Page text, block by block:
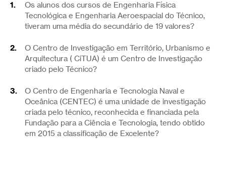
Os alunos dos cursos de Engenharia Física
Tecnológica e Engenharia Aeroespacial do Técnico,
tiveram uma média do secundário de 19 valores?
O Centro de Investigação em Território, Urbanismo e
Arquitectura ( CiTUA) é um Centro de Investigação
criado pelo Técnico?
O Centro de Engenharia e Tecnologia Naval e
Oceânica (CENTEC) é uma unidade de investigação
criada pelo técnico, reconhecida e financiada pela
Fundação para a Ciência e Tecnologia, tendo obtido
em 2015 a classificação de Excelente?